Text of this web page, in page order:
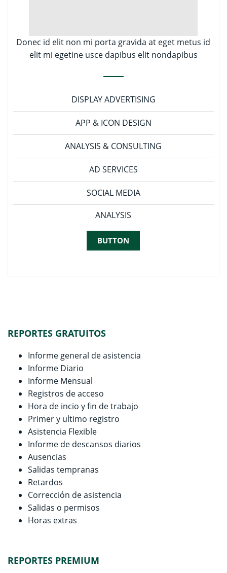
Donec id elit non mi porta gravida at eget metus id
elit mi egetine usce dapibus elit nondapibus
DISPLAY ADVERTISING
APP & ICON DESIGN
ANALYSIS & CONSULTING
AD SERVICES
SOCIAL MEDIA
ANALYSIS
BUTTON
REPORTES GRATUITOS
Informe general de asistencia
Informe Diario
Informe Mensual
Registros de acceso
Hora de incio y fin de trabajo
Primer y ultimo registro
Asistencia Flexible
Informe de descansos diarios
Ausencias
Salidas tempranas
Retardos
Corrección de asistencia
Salidas o permisos
Horas extras
REPORTES PREMIUM